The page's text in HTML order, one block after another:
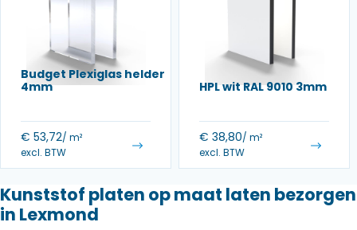
Budget Plexiglas helder
4mm
€ 53,72/ m²
excl. BTW
HPL wit RAL 9010 3mm
€ 38,80/ m²
excl. BTW
Kunststof platen op maat laten bezorgen
in Lexmond